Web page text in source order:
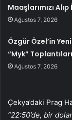
Maaşlarımızı
Ağustos 7, 2026
Özgür Özel’in
“Myk”
Ağustos 7, 2026
Çekya’daki Prag
“22:50’de, bir